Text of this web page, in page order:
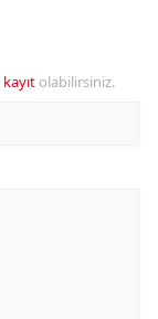
kayıt olabilirsiniz.